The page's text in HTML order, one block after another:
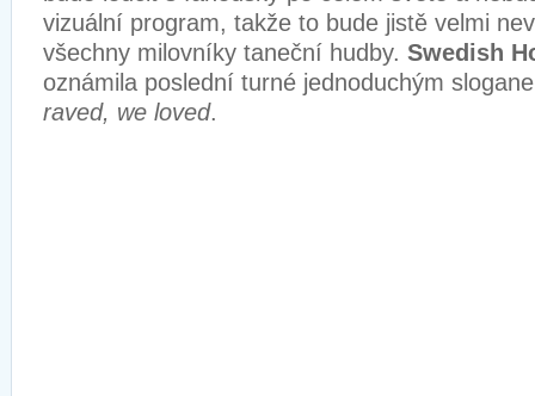
vizuální program, takže to bude jistě velmi
všechny milovníky taneční hudby. Swedish
oznámila poslední turné jednoduchým
raved, we loved.